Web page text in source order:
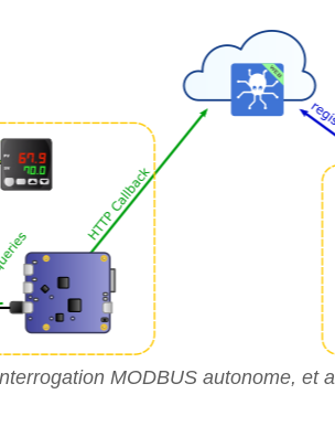
MODBUS autonome, et